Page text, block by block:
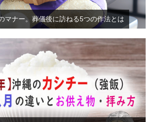
マナー。葬儀後に訪ねる5つの作法とは